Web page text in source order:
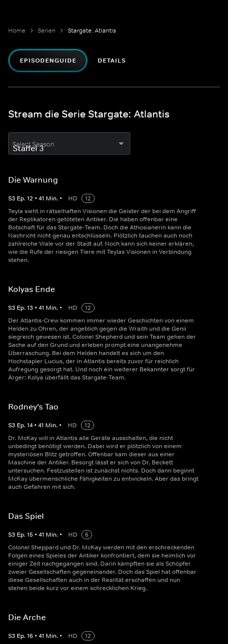
Home Serien Stargate: Atlantis
EPISODENGUIDE DETAILS
Stream die Serie Stargate: Atlantis
Select Season
Die Warnung
S3 Ep.12 • 41 Min. • HD
12
Teyla sieht in rätselhaften Visionen die Geister der bei dem Angriff
der Replikatoren getöteten Antiker. Die haben offenbar eine
Botschaft für das Stargate-Team. Doch die Athosianerin kann die
Nachricht nicht genau entschlüsseln. Plötzlich tauchen auch noch
zahlreiche Wale vor der Stadt auf. Noch kann sich keiner erklären,
wie die Rufe der riesigen Tiere mit Teylas Visionen in Verbindung
stehen.
Kolyas Ende
S3 Ep.13 • 41 Min. • HD
12
Der Atlantis-Crew kommen immer wieder Geschichten von einem
Helden zu Ohren, der angeblich gegen die Wraith und die Genii
siegreich gewesen ist. Colonel Shepherd und sein Team gehen der
Sache auf den Grund und erleben prompt eine unangenehme
Überraschung. Bei dem Helden handelt es sich um den
Hochstapler Lucius, der in Atlantis bereits zuvor für reichlich
Aufregung gesorgt hat. Und noch ein weiterer Bekannter sorgt für
Ärger: Kolya überfällt das Stargate-Team.
Rodney's Tao
S3 Ep.14 • 41 Min. • HD
12
Dr. McKay will in Atlantis alle Geräte ausschalten, die nicht
unbedingt benötigt werden. Dabei wird er plötzlich von einem
mysteriösen Blitz getroffen. Offenbar kam dieser aus einer
Maschine der Antiker. Besorgt lässt er sich von Dr. Beckett
untersuchen. Festzustellen ist zunächst nichts. Doch dann beginnt
McKay übermenschliche Fähigkeiten zu entwickeln. Aber das bringt
auch Gefahren mit sich.
Das Spiel
S3 Ep.15 • 41 Min. • HD
6
Colonel Sheppard und Dr. McKay werden mit den erschreckenden
Folgen eines Spieles der Antiker konfrontiert, dem sie heimlich vor
einiger Zeit nachgegangen sind. Darin kämpften sie als Schöpfer
zweier Gesellschaften gegeneinander. Doch das Spiel hat offenbar
diese Gesellschaften auch in der Realität erschaffen und nun
stehen beide kurz vor einem schrecklichen Krieg.
Die Arche
S3 Ep.16 • 41 Min. • HD
12